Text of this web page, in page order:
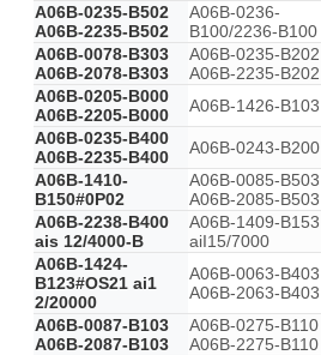
A06B-0235-B502
A06B-2235-B502
A06B-0236-
B100/2236-B100
A06B-0078-B303
A06B-2078-B303
A06B-0235-B202
A06B-2235-B202
A06B-0205-B000
A06B-2205-B000
A06B-1426-B103
A06B-0235-B400
A06B-2235-B400
A06B-0243-B200
A06B-1410-
B150#0P02
A06B-0085-B503
A06B-2085-B503
A06B-2238-B400
ais 12/4000-B
A06B-1409-B153
aiI15/7000
A06B-1424-
B123#OS21 ai1
2/20000
A06B-0063-B403
A06B-2063-B403
A06B-0087-B103
A06B-2087-B103
A06B-0275-B110
A06B-2275-B110